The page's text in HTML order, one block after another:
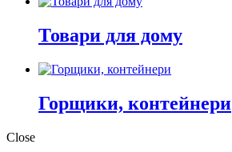
Товари для дому
Горщики, контейнери
Close